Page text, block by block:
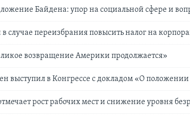
Байдена: упор на социальной сфере и
случае переизбрания повысить налог на
возвращение Америки продолжается»
выступил в Конгрессе с докладом «О положении
рост рабочих мест и снижение уровня